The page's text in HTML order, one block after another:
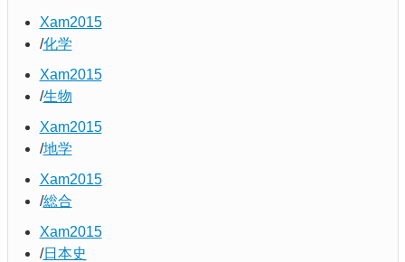
Xam2015
化学
Xam2015
生物
Xam2015
地学
Xam2015
総合
Xam2015
日本史